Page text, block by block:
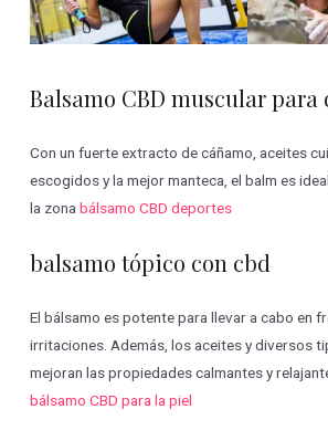
Balsamo CBD muscular para
Con un fuerte extracto de cáñamo, aceites
escogidos y la mejor manteca, el balm es
la zonabálsamo CBD deportes
balsamo tópico con cbd
El bálsamo es potente para llevar a cabo en
irritaciones. Además, los aceites y diversos
mejoran las propiedades calmantes y
bálsamo CBD para la piel